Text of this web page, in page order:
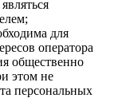
для
оператора
общественно
этом не
персональных